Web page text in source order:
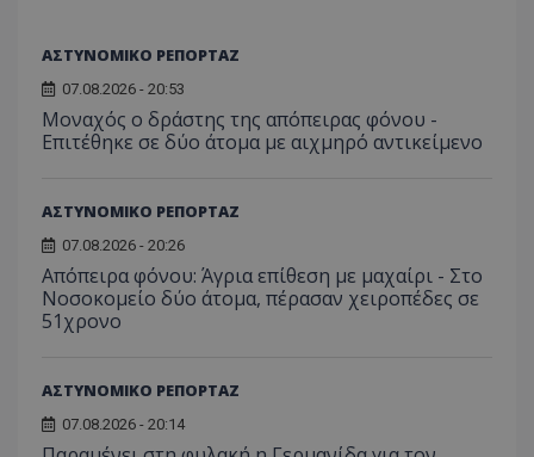
ΑΣΤΥΝΟΜΙΚΟ ΡΕΠΟΡΤΑΖ
07.08.2026 - 20:53
Μοναχός ο δράστης της απόπειρας φόνου -
Επιτέθηκε σε δύο άτομα με αιχμηρό αντικείμενο
ΑΣΤΥΝΟΜΙΚΟ ΡΕΠΟΡΤΑΖ
07.08.2026 - 20:26
Απόπειρα φόνου: Άγρια επίθεση με μαχαίρι - Στο
Νοσοκομείο δύο άτομα, πέρασαν χειροπέδες σε
51χρονο
ΑΣΤΥΝΟΜΙΚΟ ΡΕΠΟΡΤΑΖ
07.08.2026 - 20:14
VISITOR_PRIVACY_METADATA
YouTube
.youtube.com